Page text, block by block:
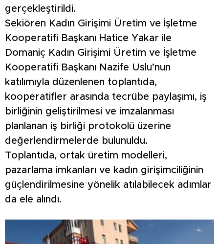
gerçekleştirildi.
Sekiören Kadın Girişimi Üretim ve İşletme
Kooperatifi Başkanı Hatice Yakar ile
Domaniç Kadın Girişimi Üretim ve İşletme
Kooperatifi Başkanı Nazife Uslu’nun
katılımıyla düzenlenen toplantıda,
kooperatifler arasında tecrübe paylaşımı, iş
birliğinin geliştirilmesi ve imzalanması
planlanan iş birliği protokolü üzerine
değerlendirmelerde bulunuldu.
Toplantıda, ortak üretim modelleri,
pazarlama imkanları ve kadın girişimciliğinin
güçlendirilmesine yönelik atılabilecek adımlar
da ele alındı.